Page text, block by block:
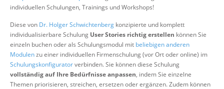
Über uns
Suche
individuellen Schulungen, Trainings und Workshops!
Diese von Dr. Holger Schwichtenberg konzipierte und komplett
individualisierbare Schulung User Stories richtig erstellen können Sie
einzeln buchen oder als Schulungsmodul mit beliebigen anderen
Modulenzu einer individuellen Firmenschulung (vor Ort oder online) im
Schulungskonfiguratorverbinden. Sie können diese Schulung
vollständig auf Ihre Bedürfnisse anpassen, indem Sie einzelne
Themen priorisieren, streichen, ersetzen oder ergänzen. Zudem können